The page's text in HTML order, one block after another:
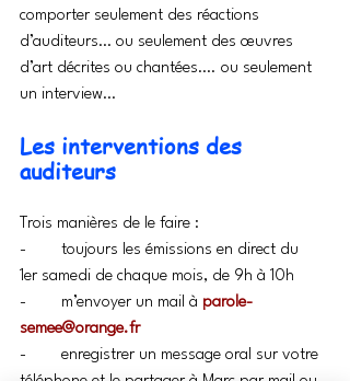
comporter seulement des réactions
d’auditeurs… ou seulement des œuvres
d’art décrites ou chantées…. ou seulement
un interview…
Les interventions des
auditeurs
Trois manières de le faire :
-        toujours les émissions en direct du
1er samedi de chaque mois, de 9h à 10h
-        m’envoyer un mail à parole-
semee@orange.fr
-        enregistrer un message oral sur votre